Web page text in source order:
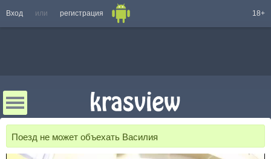
Вход или регистрация 18+
Поезд не может объехать Василия